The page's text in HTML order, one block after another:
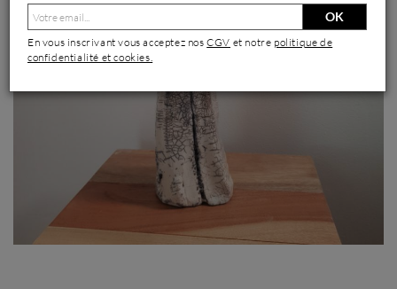
OK
En vous inscrivant vous acceptez nosCGV et notre politique de
confidentialité et cookies.